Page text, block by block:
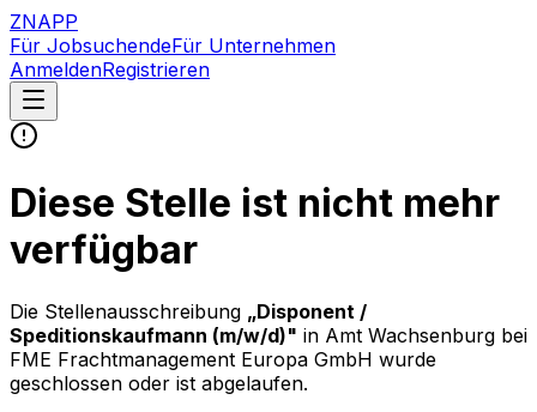
ZNAPP
Für JobsuchendeFür Unternehmen
AnmeldenRegistrieren
Diese Stelle ist nicht mehr
verfügbar
Die Stellenausschreibung „Disponent /
Speditionskaufmann (m/w/d)" in Amt Wachsenburg bei
FME Frachtmanagement Europa GmbH wurde
geschlossen oder ist abgelaufen.